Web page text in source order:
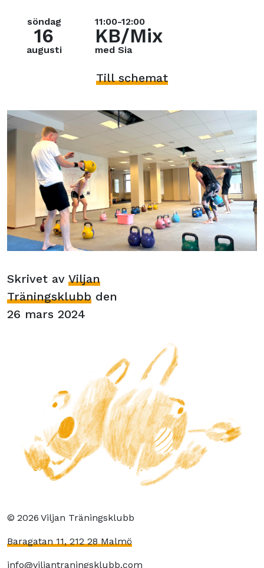
Skrivet av Viljan
Träningsklubb den
26 mars 2024
söndag
16
augusti
11:00-12:00
KB/Mix
med Sia
Till schemat
© 2026 Viljan Träningsklubb
Baragatan 11, 212 28 Malmö
info@viljantraningsklubb.com